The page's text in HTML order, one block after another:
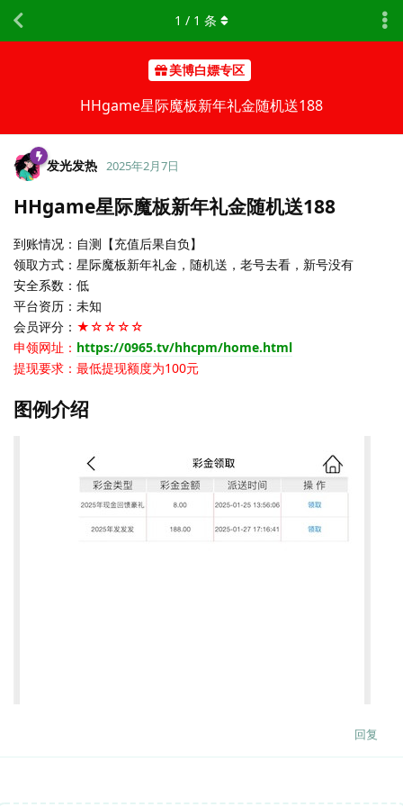
美博白嫖专区
HHgame星际魔板新年礼金随机送188
1 / 1 条
发光发热 2025年2月7日
HHgame星际魔板新年礼金随机送188
到账情况：自测【充值后果自负】
领取方式：星际魔板新年礼金，随机送，老号去看，新号没有
安全系数：低
平台资历：未知
会员评分： ★☆☆☆☆
申领网址： https://0965.tv/hhcpm/home.html
提现要求：最低提现额度为100元
图例介绍
回复